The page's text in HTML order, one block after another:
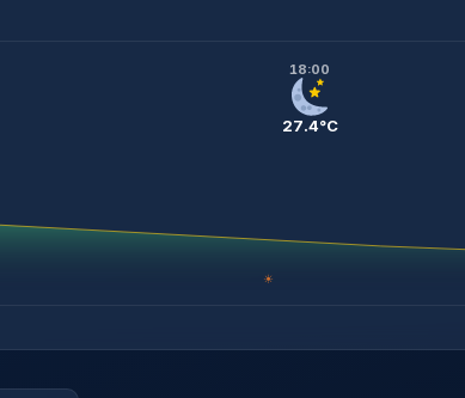
18:00
27.4°C
☀